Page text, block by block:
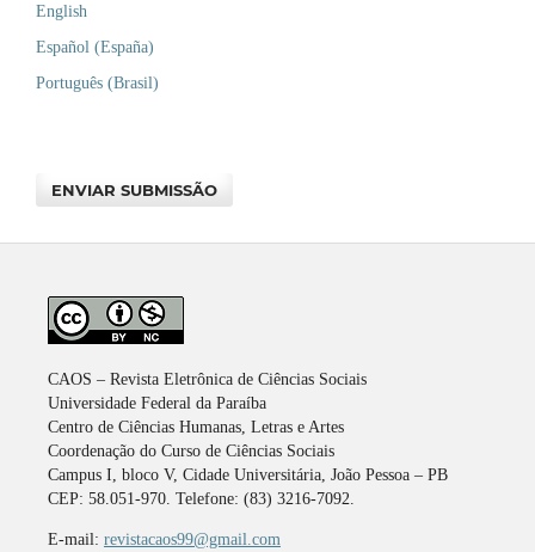
English
Español (España)
Português (Brasil)
ENVIAR SUBMISSÃO
CAOS – Revista Eletrônica de Ciências Sociais
Universidade Federal da Paraíba
Centro de Ciências Humanas, Letras e Artes
Coordenação do Curso de Ciências Sociais
Campus I, bloco V, Cidade Universitária, João Pessoa – PB
CEP: 58.051-970. Telefone: (83) 3216-7092.
E-mail: revistacaos99@gmail.com